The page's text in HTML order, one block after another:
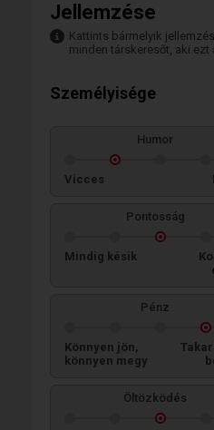
Jellemzése
Kattints bármelyik
minden társkeresőt, aki ezt
Személyisége
Humor
Vicces
Pontosság
Mindig késik
Pénz
Könnyen jön,
könnyen megy
Öltözködés